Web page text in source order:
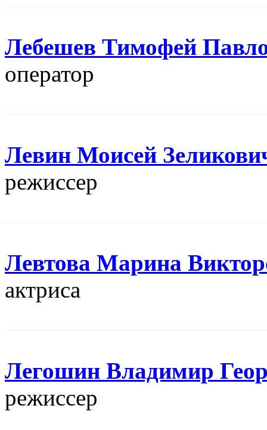
Лебешев Тимофей
оператор
Левин Моисей
режисcер
Левтова Марина
актриса
Легошин Владимир
режисcер